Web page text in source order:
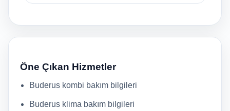
Öne Çıkan Hizmetler
Buderus kombi bakım bilgileri
Buderus klima bakım bilgileri